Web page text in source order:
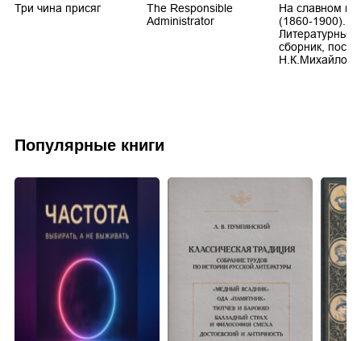
Три чина присяг
The Responsible
Administrator
На славном
(1860-1900).
Литературный
сборник,
Популярные книги